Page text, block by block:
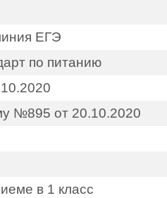
ЕГЭ
по питанию
№895 от 20.10.2020
в 1 класс